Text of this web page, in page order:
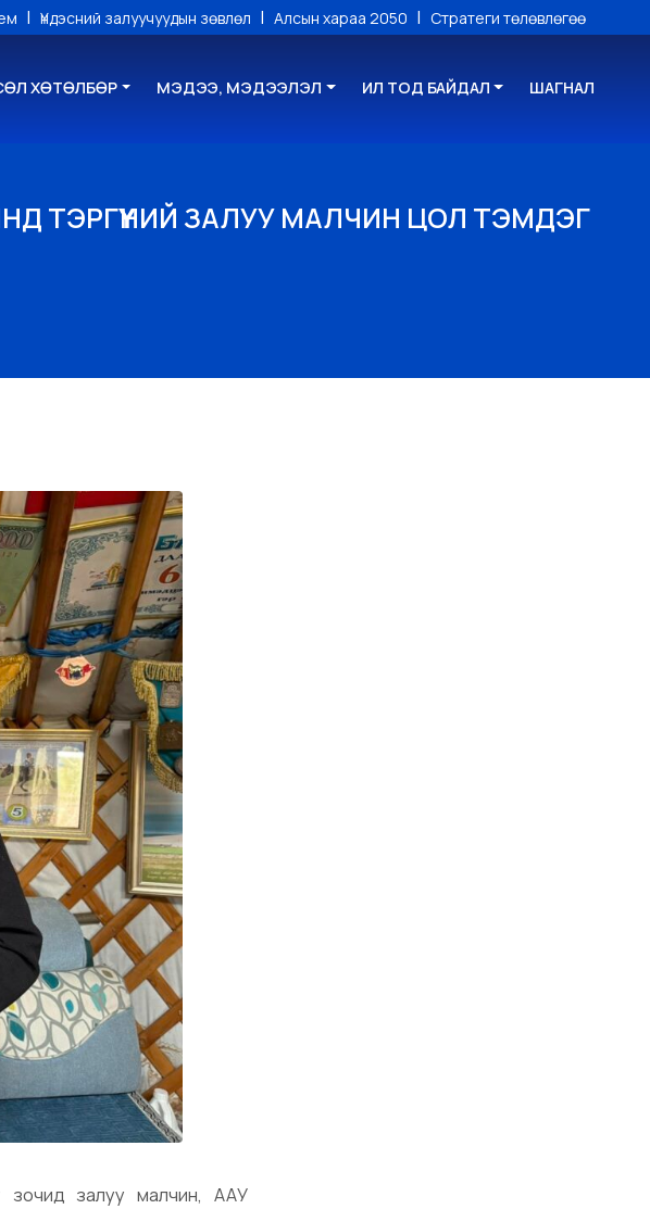
| Үндэсний залуучуудын зөвлөл | Алсын хараа 2050 | Стратеги төлөвлөгөө
ХӨТӨЛБӨР МЭДЭЭ, МЭДЭЭЛЭЛ ИЛ ТОД БАЙДАЛ ШАГНАЛ
ТЭРГҮҮНИЙ ЗАЛУУ МАЛЧИН ЦОЛ ТЭМДЭГ
зочид залуу малчин, ААУ